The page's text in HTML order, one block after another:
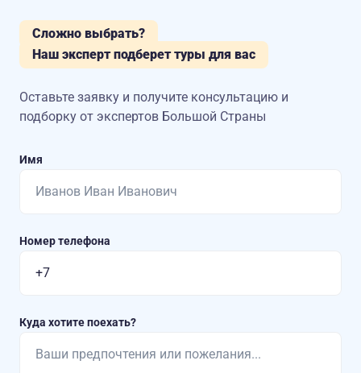
Сложно выбрать?
Наш эксперт подберет туры для вас
Оставьте заявку и получите консультацию и
подборку от экспертов Большой Страны
Имя
Номер телефона
Куда хотите поехать?